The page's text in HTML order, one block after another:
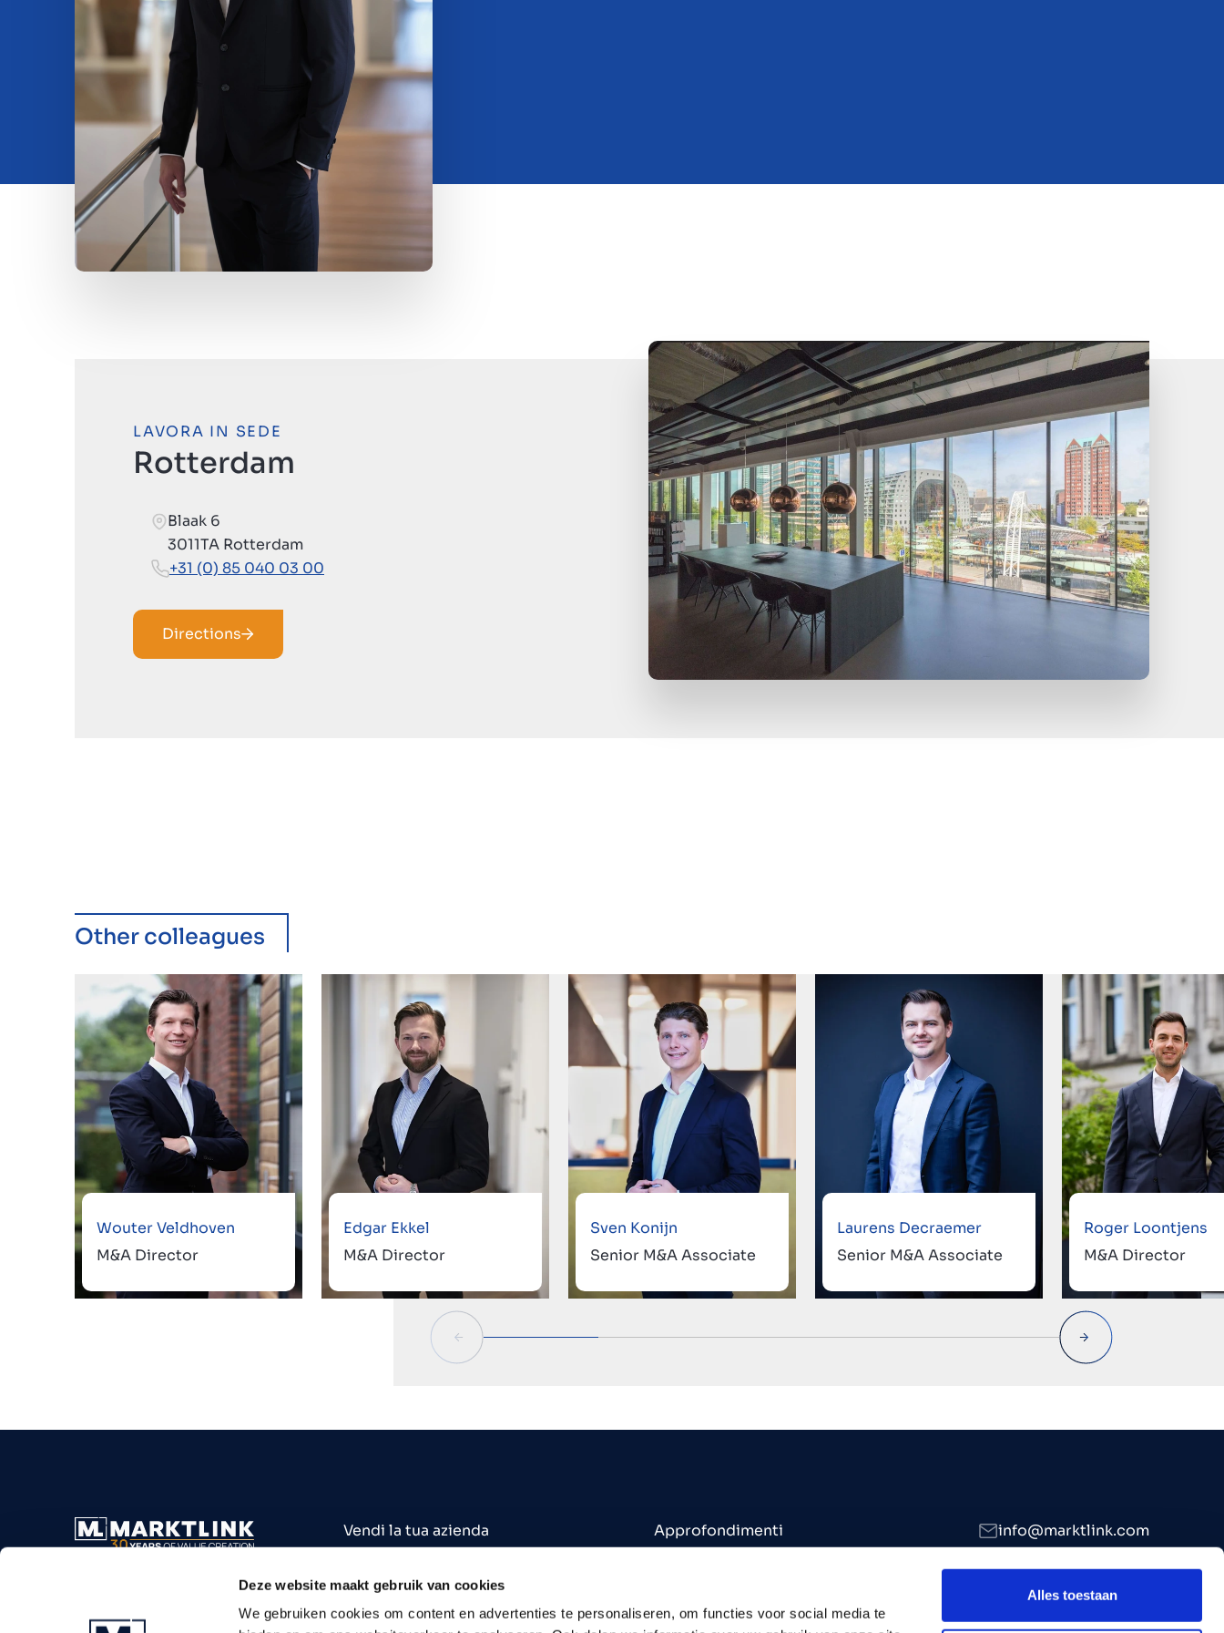
Deze website maakt gebruik van cookies
We gebruiken cookies om content en advertenties te personaliseren, om functies voor social media te
Alles toestaan
Contatto
LAVORA IN SEDE
Rotterdam
Blaak 6
3011TA Rotterdam
+31 (0) 85 040 03 00
Directions
Other colleagues
Wouter Veldhoven
M&A Director
Edgar Ekkel
M&A Director
Sven Konijn
Senior M&A Associate
Laurens Decraemer
Senior M&A Associate
Roger Loontjens
M&A Director
Vendi la tua azienda
Attività in vendita
Settori
Approfondimenti
Opportunità di lavoro
info@marktlink.com
LinkedIn